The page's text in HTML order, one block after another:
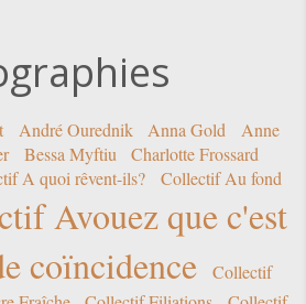
André Ourednik Anna Gold
Anne
Bessa Myftiu
Charlotte Frossard
A quoi rêvent-ils?
Collectif Au fond
Avouez que c'est
coïncidence
Collectif